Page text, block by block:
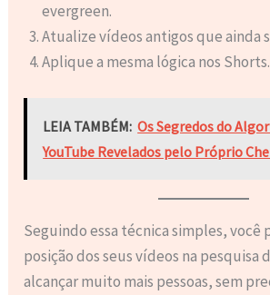
evergreen.
Atualize vídeos antigos que ainda
Aplique a mesma lógica nos Shorts.
LEIA TAMBÉM: Os Segredos do
YouTube Revelados pelo Próprio
Seguindo essa técnica simples, você
posição dos seus vídeos na pesquisa
alcançar muito mais pessoas, sem